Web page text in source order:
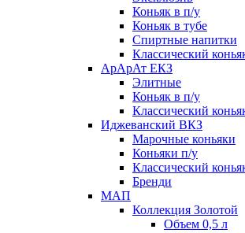
Коньяк в п/у
Коньяк в тубе
Спиртные напитки
Классический
АрАрАт ЕКЗ
Элитные
Коньяк в п/у
Классический
Иджеванский ВКЗ
Марочные коньяки
Коньяки п/у
Классический
Бренди
МАП
Коллекция Золотой
Объем 0,5 л